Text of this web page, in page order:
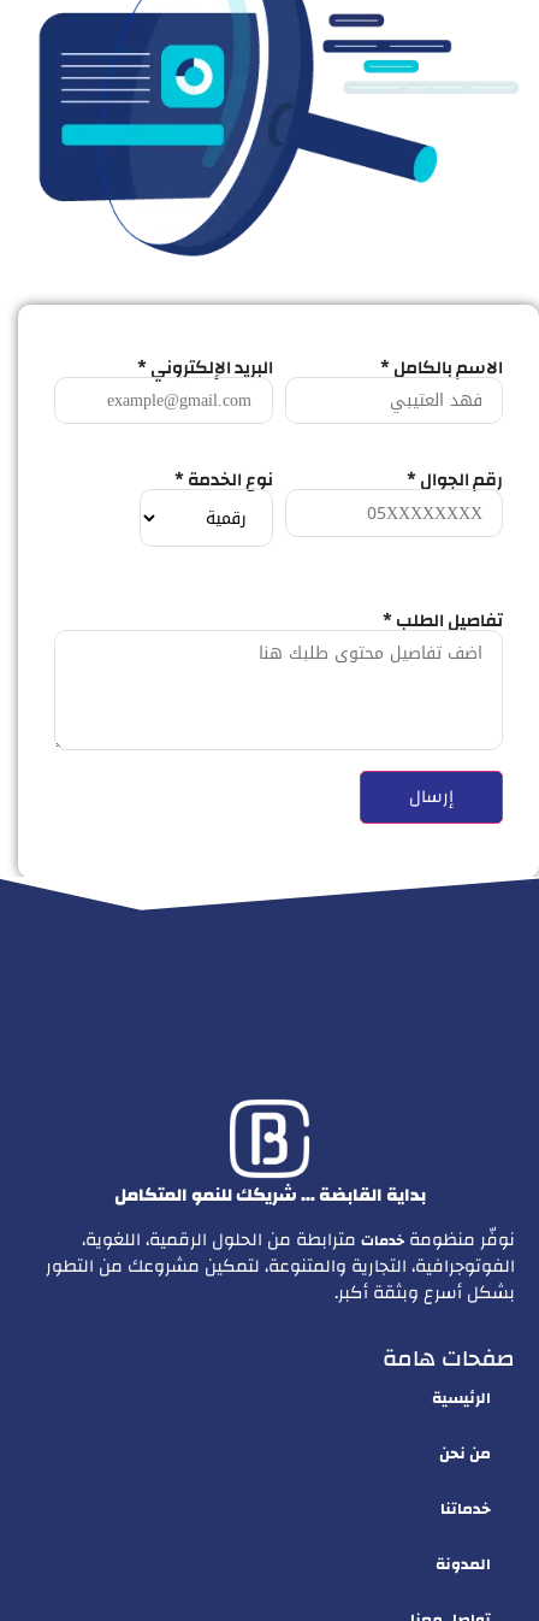
الاسم بالكامل * البريد الإلكتروني *
رقم الجوال * نوع الخدمة *
تفاصيل الطلب *
بداية القابضة … شريكك للنمو المتكامل
نوفّر منظومة خدمات مترابطة من الحلول الرقمية، اللغوية،
الفوتوجرافية، التجارية والمتنوعة، لتمكين مشروعك من التطور
بشكل أسرع وبثقة أكبر.
صفحات هامة
الرئيسية
من نحن
خدماتنا
المدونة